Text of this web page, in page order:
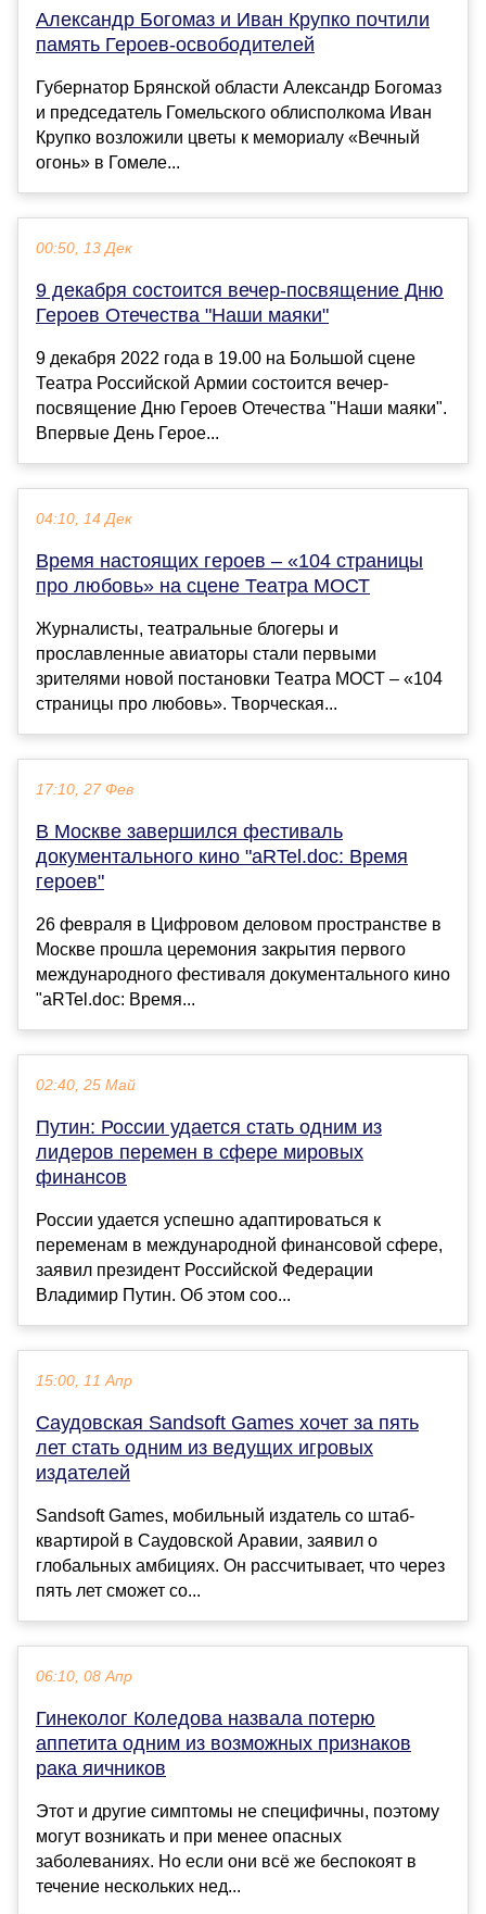
Александр Богомаз и Иван Крупко почтили
память Героев-освободителей
Губернатор Брянской области Александр Богомаз
и председатель Гомельского облисполкома Иван
Крупко возложили цветы к мемориалу «Вечный
огонь» в Гомеле...
00:50, 13 Дек
9 декабря состоится вечер-посвящение Дню
Героев Отечества "Наши маяки"
9 декабря 2022 года в 19.00 на Большой сцене
Театра Российской Армии состоится вечер-
посвящение Дню Героев Отечества "Наши маяки".
Впервые День Герое...
04:10, 14 Дек
Время настоящих героев – «104 страницы
про любовь» на сцене Театра МОСТ
Журналисты, театральные блогеры и
прославленные авиаторы стали первыми
зрителями новой постановки Театра МОСТ – «104
страницы про любовь». Творческая...
17:10, 27 Фев
В Москве завершился фестиваль
документального кино "aRTel.doc: Время
героев"
26 февраля в Цифровом деловом пространстве в
Москве прошла церемония закрытия первого
международного фестиваля документального кино
"aRTel.doc: Время...
02:40, 25 Май
Путин: России удается стать одним из
лидеров перемен в сфере мировых
финансов
России удается успешно адаптироваться к
переменам в международной финансовой сфере,
заявил президент Российской Федерации
Владимир Путин. Об этом соо...
15:00, 11 Апр
Саудовская Sandsoft Games хочет за пять
лет стать одним из ведущих игровых
издателей
Sandsoft Games, мобильный издатель со штаб-
квартирой в Саудовской Аравии, заявил о
глобальных амбициях. Он рассчитывает, что через
пять лет сможет со...
06:10, 08 Апр
Гинеколог Коледова назвала потерю
аппетита одним из возможных признаков
рака яичников
Этот и другие симптомы не специфичны, поэтому
могут возникать и при менее опасных
заболеваниях. Но если они всё же беспокоят в
течение нескольких нед...